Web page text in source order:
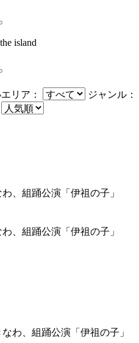
island
リア：
ジャンル：
、組踊公演「伊祖の子」
、組踊公演「伊祖の子」